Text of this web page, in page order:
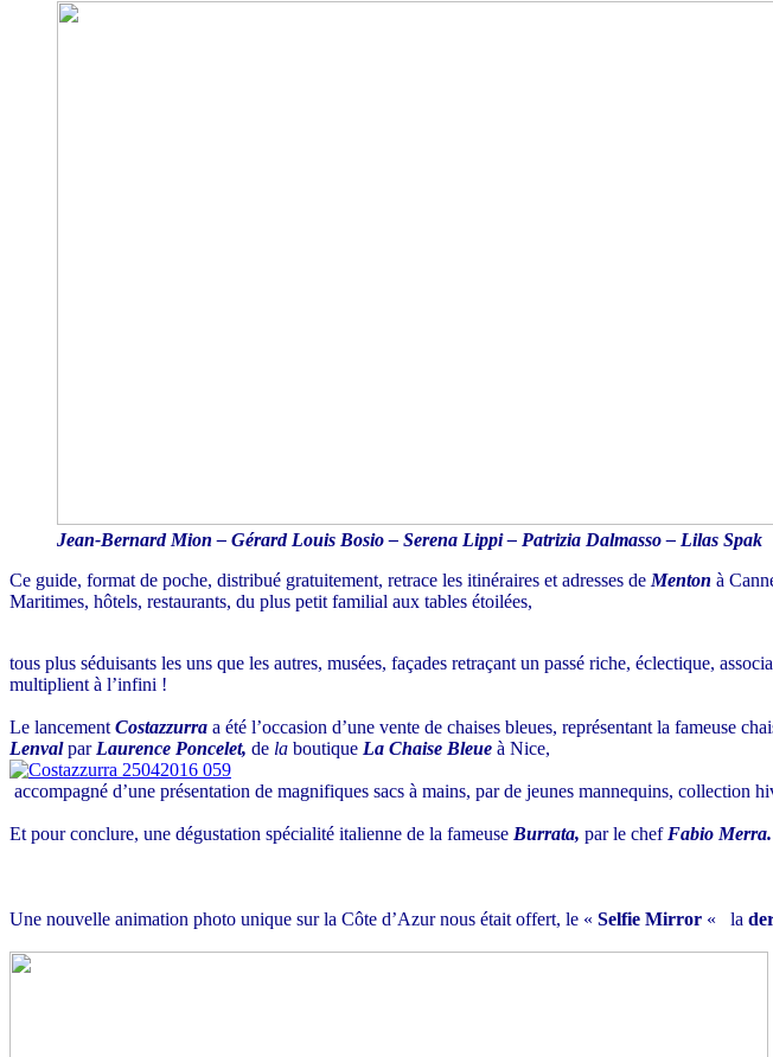
Jean-Bernard Mion – Gérard Louis Bosio – Serena Lippi – Patrizia Dalmasso – Lilas Spak
Ce guide, format de poche, distribué gratuitement, retrace les itinéraires et adresses de Menton à
Maritimes, hôtels, restaurants, du plus petit familial aux tables étoilées,
tous plus séduisants les uns que les autres, musées, façades retraçant un passé riche, éclectique,
multiplient à l’infini !
Le lancement Costazzurra a été l’occasion d’une vente de chaises bleues, représentant la fameuse
Lenvalpar Laurence Poncelet, de la boutique La Chaise Bleue à Nice,
accompagné d’une présentation de magnifiques sacs à mains, par de jeunes mannequins, collection
Et pour conclure, une dégustation spécialité italienne de la fameuse Burrata, par le chef Fabio Merra.
Une nouvelle animation photo unique sur la Côte d’Azur nous était offert, le « Selfie Mirror « la